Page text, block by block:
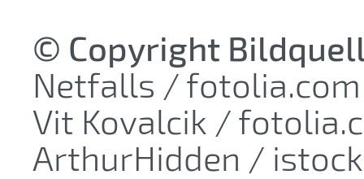
© Copyright
Netfalls / fotolia.com
Vit Kovalcik /
ArthurHidden /